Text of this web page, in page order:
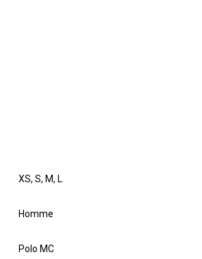
XS, S, M, L
Homme
Polo MC